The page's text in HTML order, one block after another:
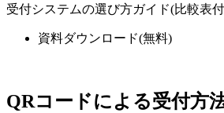
受付システムの選び方ガイド(比較表
資料ダウンロード(無料)
QRコードによる受付方